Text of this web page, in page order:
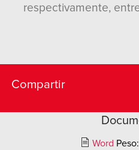
respectivamente,
Compartir
Word